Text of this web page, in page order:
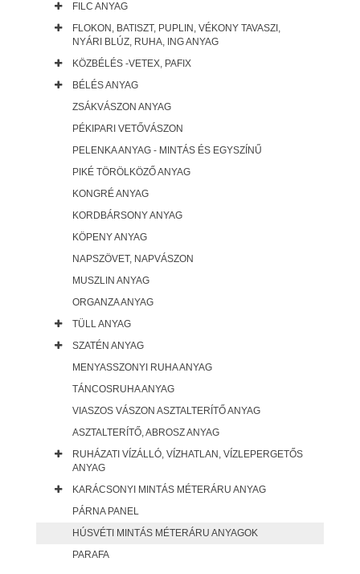
FILC ANYAG
FLOKON, BATISZT, PUPLIN, VÉKONY TAVASZI,
NYÁRI BLÚZ, RUHA, ING ANYAG
KÖZBÉLÉS -VETEX, PAFIX
BÉLÉS ANYAG
ZSÁKVÁSZON ANYAG
PÉKIPARI VETŐVÁSZON
PELENKA ANYAG - MINTÁS ÉS EGYSZÍNŰ
PIKÉ TÖRÖLKÖZŐ ANYAG
KONGRÉ ANYAG
KORDBÁRSONY ANYAG
KÖPENY ANYAG
NAPSZÖVET, NAPVÁSZON
MUSZLIN ANYAG
ORGANZA ANYAG
TÜLL ANYAG
SZATÉN ANYAG
MENYASSZONYI RUHA ANYAG
TÁNCOSRUHA ANYAG
VIASZOS VÁSZON ASZTALTERÍTŐ ANYAG
ASZTALTERÍTŐ, ABROSZ ANYAG
RUHÁZATI VÍZÁLLÓ, VÍZHATLAN, VÍZLEPERGETŐS
ANYAG
KARÁCSONYI MINTÁS MÉTERÁRU ANYAG
PÁRNA PANEL
HÚSVÉTI MINTÁS MÉTERÁRU ANYAGOK
PARAFA